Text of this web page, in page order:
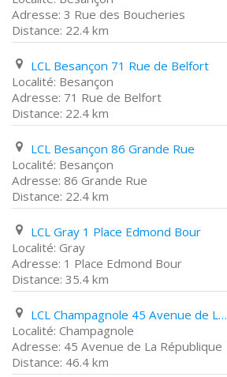
3 Rue des Boucheries
22.4 km
LCL Besançon 71 Rue de Belfort
Besançon
71 Rue de Belfort
22.4 km
LCL Besançon 86 Grande Rue
Besançon
86 Grande Rue
22.4 km
LCL Gray 1 Place Edmond Bour
Gray
1 Place Edmond Bour
35.4 km
LCL Champagnole 45 Avenue de La République
Champagnole
45 Avenue de La République
46.4 km